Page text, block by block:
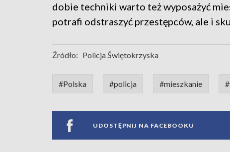
dobie techniki warto też wyposażyć
potrafi odstraszyć przestępców, ale i
Źródło: Policja Świętokrzyska
#Polska #policja #mieszkanie
UDOSTĘPNIJ NA FACEBOOKU